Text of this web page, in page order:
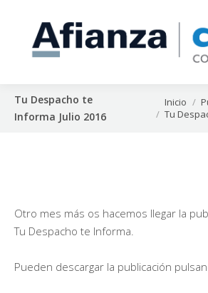
Tu Despacho te
Informa Julio 2016
Estás aquí:Inicio
Tu
Otro mes más os hacemos llegar la
Tu Despacho te Informa.
Pueden descargar la publicación